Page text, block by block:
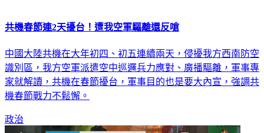
共機春節連2天擾台！遭我空軍驅離還反嗆
中國大陸共機在大年初四、初五連續兩天，侵擾我方西南防空
識別區，我方空軍派遣空中巡邏兵力應對、廣播驅離，軍事專
家就解讀，共機在春節擾台，軍事目的也是要大內宣，強調共
機春節戰力不鬆懈。
政治